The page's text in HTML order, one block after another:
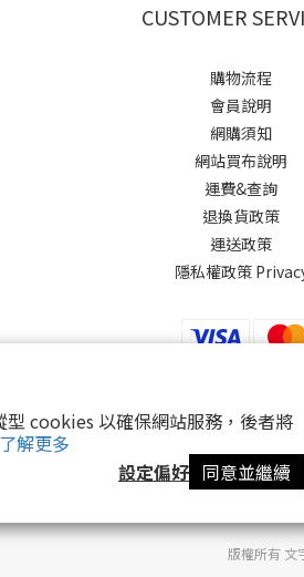
cookies 以確保網站服務，後者將
了解更多
設定偏好 同意並繼續
CUSTOMER
購物流程
會員說明
網購須知
網站買布說明
運費&查詢
退換貨政策
運送政策
隱私權政策
$
版權所有